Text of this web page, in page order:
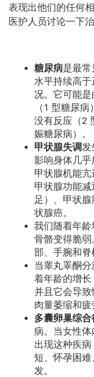
表现出他们的任何
医护人员讨论一下治
糖尿病是最
水平持续高
况。它可能
（1 型糖尿
没有反应（2
娠糖尿病）。
甲状腺失调
影响身体几
甲状腺机能亢
甲状腺功能
足）、甲状
状腺癌。
我们随着年
骨骼变得脆
部、手腕和脊
当睾丸睪酮
着年龄的增长
并且它会导
肉量萎缩和疲
多囊卵巢综合
病。当女性
出现这种疾
短、怀孕困
发。